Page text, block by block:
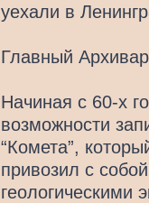
уехали в
Главный
Начиная с 60-х
возможности
“Комета”,
привозил с
геологическими